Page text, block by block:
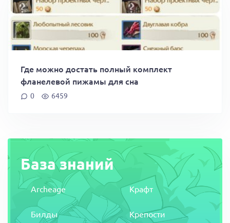
Где можно достать полный комплект
фланелевой пижамы для сна
0 6459
База знаний
Archeage
Билды
Крафт
Крепости